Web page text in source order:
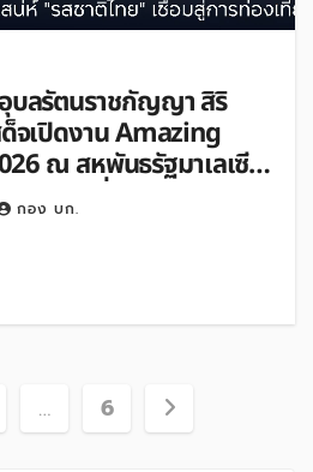
บลรัตนราชกัญญา สิริ
จเปิดงาน Amazing
ณ สหพันธรัฐมาเลเซีย
ไทย” เชื่อมสู่การท่อง
กอง บก.
… 6